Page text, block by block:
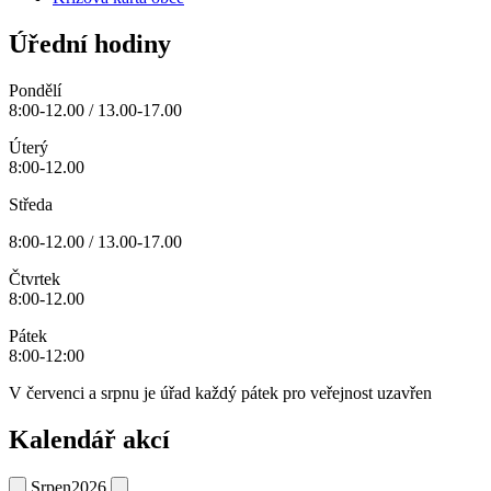
Úřední hodiny
Pondělí
8:00-12.00 / 13.00-17.00
Úterý
8:00-12.00
Středa
8:00-12.00 / 13.00-17.00
Čtvrtek
8:00-12.00
Pátek
8:00-12:00
V červenci a srpnu je úřad každý pátek pro veřejnost uzavřen
Kalendář akcí
Srpen2026